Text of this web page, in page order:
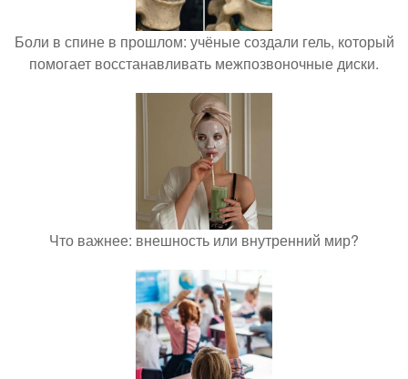
Боли в спине в прошлом: учёные создали гель, который
помогает восстанавливать межпозвоночные диски.
Что важнее: внешность или внутренний мир?